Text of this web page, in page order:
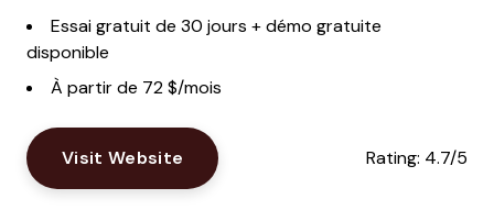
Essai gratuit de 30 jours + démo gratuite
disponible
À partir de 72 $/mois
Visit Website Rating: 4.7/5